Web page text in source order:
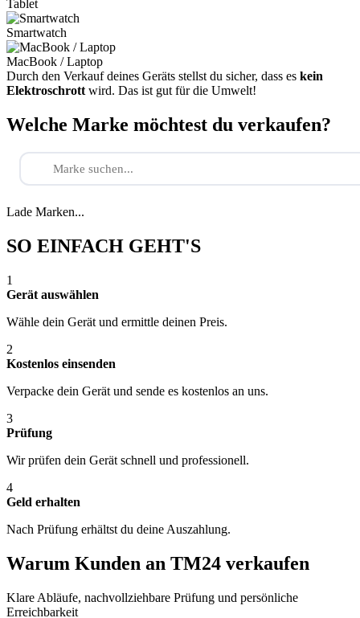
Tablet
Smartwatch
MacBook / Laptop
Durch den Verkauf deines Geräts stellst du sicher, dass es kein
Elektroschrott wird. Das ist gut für die Umwelt!
Welche Marke möchtest du verkaufen?
Lade Marken...
SO EINFACH GEHT'S
1
Gerät auswählen
Wähle dein Gerät und ermittle deinen Preis.
2
Kostenlos einsenden
Verpacke dein Gerät und sende es kostenlos an uns.
3
Prüfung
Wir prüfen dein Gerät schnell und professionell.
4
Geld erhalten
Nach Prüfung erhältst du deine Auszahlung.
Warum Kunden an TM24 verkaufen
Klare Abläufe, nachvollziehbare Prüfung und persönliche
Erreichbarkeit